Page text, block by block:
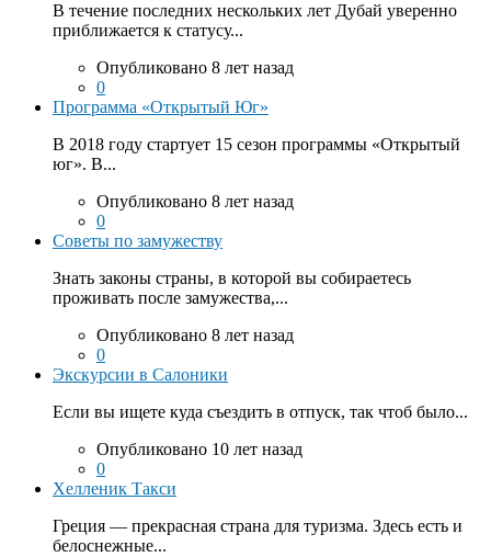
В течение последних нескольких лет Дубай уверенно
приближается к статусу...
Опубликовано 8 лет назад
0
Программа «Открытый Юг»
В 2018 году стартует 15 сезон программы «Открытый
юг». В...
Опубликовано 8 лет назад
0
Советы по замужеству
Знать законы страны, в которой вы собираетесь
проживать после замужества,...
Опубликовано 8 лет назад
0
Экскурсии в Салоники
Если вы ищете куда съездить в отпуск, так чтоб было...
Опубликовано 10 лет назад
0
Хелленик Такси
Греция — прекрасная страна для туризма. Здесь есть и
белоснежные...